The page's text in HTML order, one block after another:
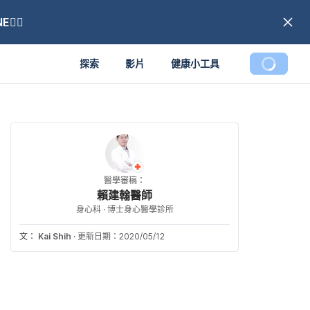
探索 影片 健康小工具
醫學審稿：
賴建翰醫師
身心科 · 博士身心醫學診所
文： Kai Shih · 更新日期：2020/05/12